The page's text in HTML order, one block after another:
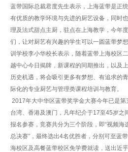
蓝带国际总裁君度先生表示，上海蓝带是正
有优质的教学环境与先进的厨艺设备，同时
理及法式甜点主厨，驻点在上海教学，今年
们，让对厨艺有兴趣的学生可以一圆蓝带梦
训学校李小华校长表示，随着蓝带上海校区
越中心今日揭牌，新课程的同期推出，以及
历史机遇，将会吸引更多有梦想、有追求的
际化的专业厨艺与管理类课程培训与教育。
2017年大中华区蓝带奖学金大赛今年已是第
台湾、香港及澳门，凡年纪介于17至45岁之
报名参赛，竞赛共分为三个阶段，即“视频海
总决赛” ，最终选出4名优胜者，分别可至蓝
海校区及高餐蓝带校区免学费就读，送出近